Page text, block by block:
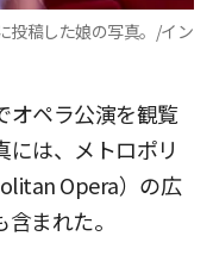
投稿した娘の写真。/イン
オペラ公演を観覧
には、メトロポリ
Opera）の広
まれた。